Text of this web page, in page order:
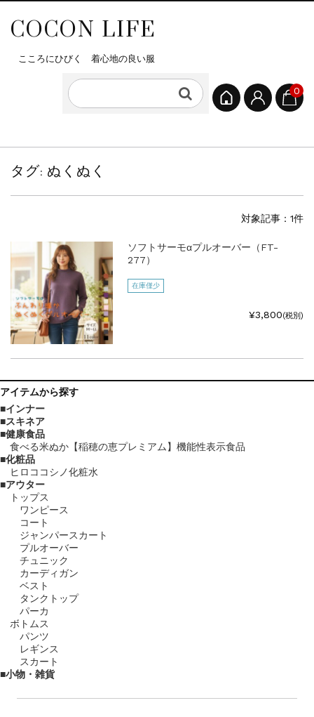
COCON LIFE
こころにひびく 着心地の良い服
0
タグ:ぬくぬく
対象記事：1件
ソフトサーモαプルオーバー（FT-
277）
在庫僅少
¥3,800(税別)
アイテムから探す
インナー
スキネア
健康食品
食べる米ぬか【稲穂の恵プレミアム】機能性表示食品
化粧品
ヒロココシノ化粧水
アウター
トップス
ワンピース
コート
ジャンパースカート
プルオーバー
チュニック
カーディガン
ベスト
タンクトップ
パーカ
ボトムス
パンツ
レギンス
スカート
小物・雑貨